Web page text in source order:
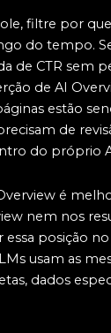
filtre por
do tempo.
de CTR sem
de AI
estão
de
do próprio
é
nem nos
posição
usam as
dados